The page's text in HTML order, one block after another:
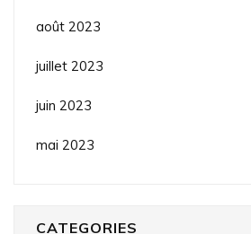
août 2023
juillet 2023
juin 2023
mai 2023
CATEGORIES